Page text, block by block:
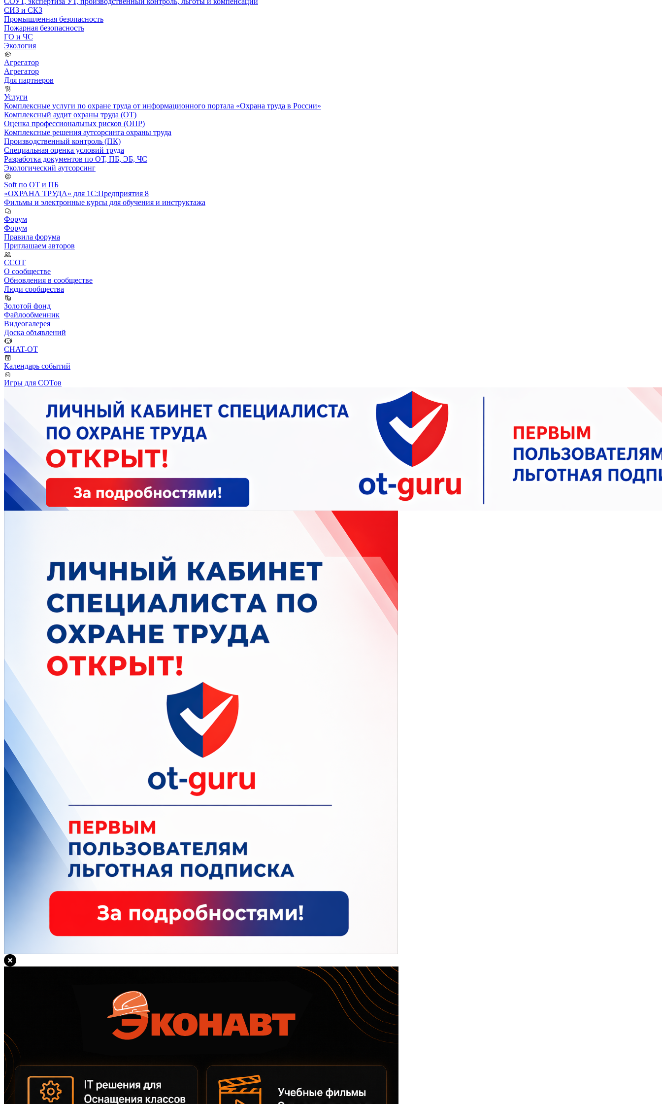
СИЗ и СКЗ
Промышленная безопасность
Пожарная безопасность
ГО и ЧС
Экология
Агрегатор
Агрегатор
Для партнеров
Услуги
Комплексные услуги по охране труда от информационного портала «Охрана труда в России»
Комплексный аудит охраны труда (ОТ)
Оценка профессиональных рисков (ОПР)
Комплексные решения аутсорсинга охраны труда
Производственный контроль (ПК)
Специальная оценка условий труда
Разработка документов по ОТ, ПБ, ЭБ, ЧС
Экологический аутсорсинг
Soft по ОТ и ПБ
«ОХРАНА ТРУДА» для 1С:Предприятия 8
Фильмы и электронные курсы для обучения и инструктажа
Форум
Форум
Правила форума
Приглашаем авторов
ССОТ
О сообществе
Обновления в сообществе
Люди сообщества
Золотой фонд
Файлообменник
Видеогалерея
Доска объявлений
CHAT-OT
Календарь событий
Игры для СОТов